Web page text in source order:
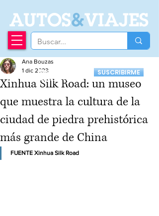
AUTOS&VIAJES
Recibí nuestro
Newsletter
SUSCRIBIRME
Xinhua Silk Road: un museo
que muestra la cultura de la
ciudad de piedra prehistórica
más grande de China
Ana Bouzas
1 dic 2023
FUENTE Xinhua Silk Road